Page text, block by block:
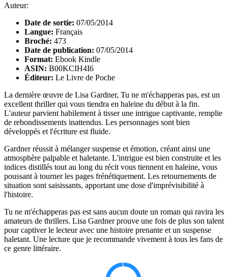
Auteur:
Date de sortie: 07/05/2014
Langue: Français
Broché: 473
Date de publication: 07/05/2014
Format: Ebook Kindle
ASIN: B00KCIH4I6
Éditeur: Le Livre de Poche
La dernière œuvre de Lisa Gardner, Tu ne m'échapperas pas, est un
excellent thriller qui vous tiendra en haleine du début à la fin.
L'auteur parvient habilement à tisser une intrigue captivante, remplie
de rebondissements inattendus. Les personnages sont bien
développés et l'écriture est fluide.
Gardner réussit à mélanger suspense et émotion, créant ainsi une
atmosphère palpable et haletante. L'intrigue est bien construite et les
indices distillés tout au long du récit vous tiennent en haleine, vous
poussant à tourner les pages frénétiquement. Les retournements de
situation sont saisissants, apportant une dose d'imprévisibilité à
l'histoire.
Tu ne m'échapperas pas est sans aucun doute un roman qui ravira les
amateurs de thrillers. Lisa Gardner prouve une fois de plus son talent
pour captiver le lecteur avec une histoire prenante et un suspense
haletant. Une lecture que je recommande vivement à tous les fans de
ce genre littéraire.